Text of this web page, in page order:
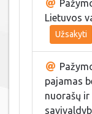
Lietuvos
Užsakyti
pajamas
nuorašų